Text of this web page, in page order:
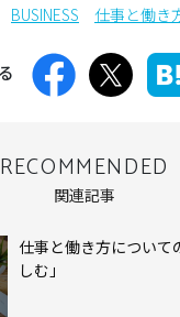
BUSINESS 仕事と働き
RECOMMENDED
関連記事
仕事と働き方について
しむ」